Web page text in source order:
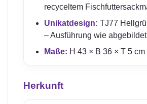
recyceltem
Unikatdesign: TJ77
– Ausführung wie
Maße: H 43 × B 36 × T 5 cm
Herkunft